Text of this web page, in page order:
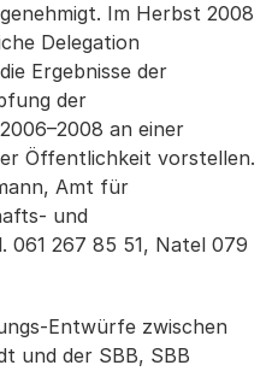
Im Herbst 2008
Delegation
Ergebnisse der
der
an einer
Öffentlichkeit vorstellen.
Amt für
und
061 267 85 51, Natel 079
Entwürfe zwischen
und der SBB, SBB